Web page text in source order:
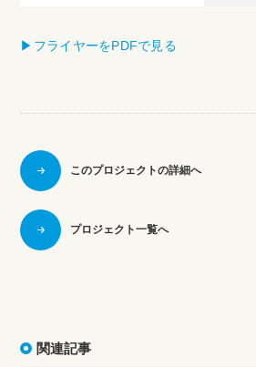
▶︎フライヤーをPDFで見る
このプロジェクトの詳細へ
プロジェクト一覧へ
関連記事